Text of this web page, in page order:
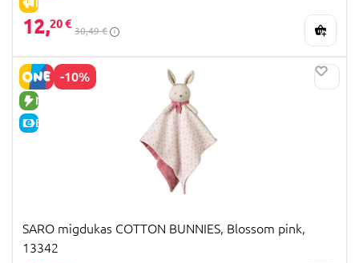
12,20 €
30,49 €
-10%
NAUJA PREKĖ
E-KAINA
SARO migdukas COTTON BUNNIES, Blossom pink,
13342